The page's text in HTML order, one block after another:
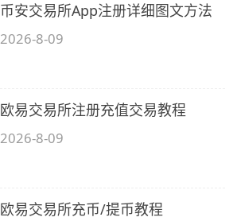
币安交易所App注册详细图文方法
2026-8-09
欧易交易所注册充值交易教程
2026-8-09
欧易交易所充币/提币教程